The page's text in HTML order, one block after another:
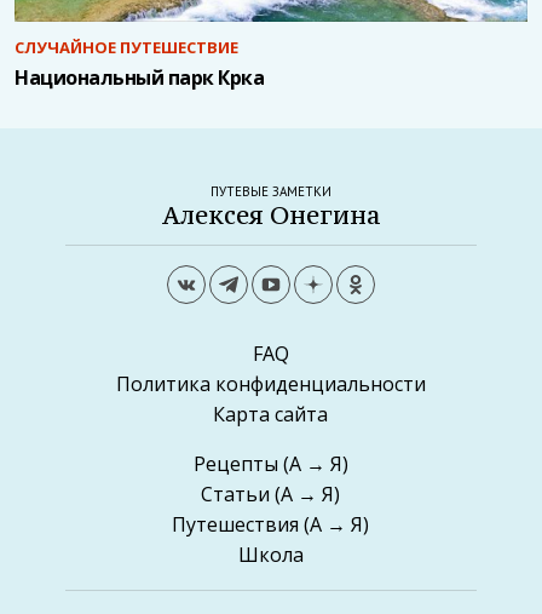
СЛУЧАЙНОЕ ПУТЕШЕСТВИЕ
Национальный парк Крка
ПУТЕВЫЕ ЗАМЕТКИ
Алексея Онегина
FAQ
Политика конфиденциальности
Карта сайта
Рецепты (А → Я)
Статьи (А → Я)
Путешествия (А → Я)
Школа